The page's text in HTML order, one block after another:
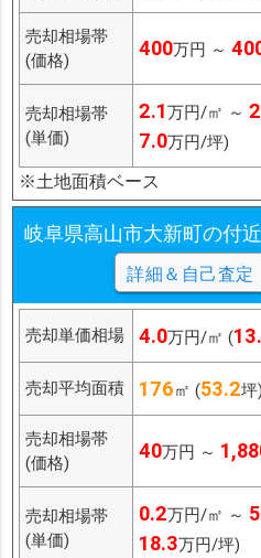
売却相場帯
(価格)
400万円 ～
売却相場帯
(単価)
2.1万円/㎡ ～
7.0万円/坪)
※土地面積ベース
岐阜県高山市大新町の付近
詳細＆自己査定
売却単価相場 4.0万円/㎡ (
売却平均面積 176㎡ (53.2坪)
売却相場帯
(価格)
40万円 ～
売却相場帯
(単価)
0.2万円/㎡ ～
18.3万円/坪)